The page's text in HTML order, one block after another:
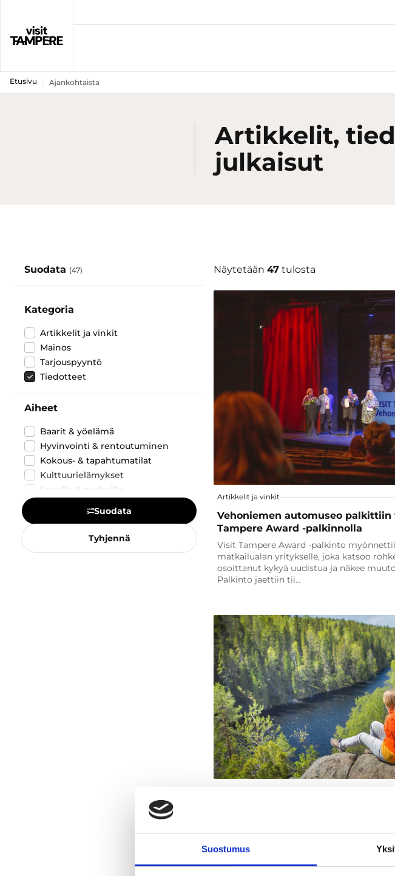
Suostumus
Etusivu Ajankohtaista
Artikkelit,
julkaisut
Suodata (47)
Kategoria
Artikkelit ja vinkit
Mainos
Tarjouspyyntö
Tiedotteet
Aiheet
Baarit & yöelämä
Hyvinvointi & rentoutuminen
Kokous- & tapahtumatilat
Kulttuurielämykset
Lapsille & perheille
Maamerkit & nähtävyydet
Suodata
Tyhjennä
Näytetään 47 tulosta
Artikkelit ja vinkit
Vehoniemen automuseo palkittiin
Tampere Award -palkinnolla
Visit Tampere Award -palkinto
matkailualan yritykselle, joka katsoo
osoittanut kykyä uudistua ja näkee
Palkinto jaettiin tii…
tunnustusta Suomen matkailualan liiton
2024 Finnish Travel Galassa. Gaalassa